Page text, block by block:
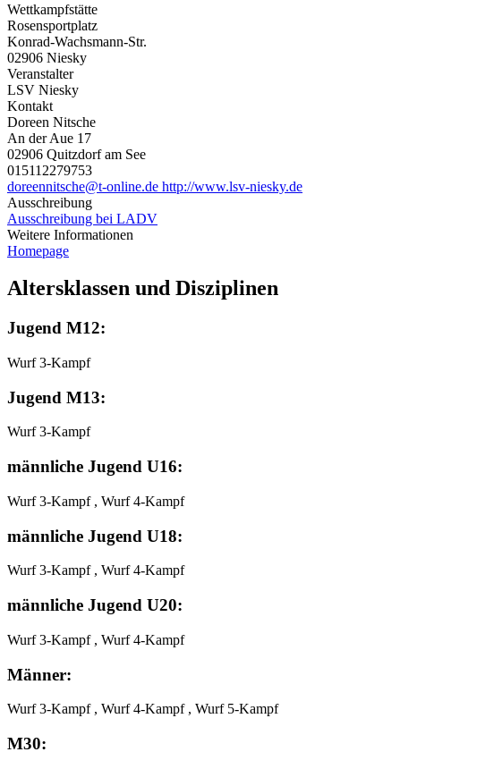
Wettkampfstätte
Rosensportplatz
Konrad-Wachsmann-Str.
02906 Niesky
Veranstalter
LSV Niesky
Kontakt
Doreen Nitsche
An der Aue 17
02906 Quitzdorf am See
015112279753
doreennitsche@t-online.de http://www.lsv-niesky.de
Ausschreibung
Ausschreibung bei LADV
Weitere Informationen
Homepage
Altersklassen und Disziplinen
Jugend M12:
Wurf 3-Kampf
Jugend M13:
Wurf 3-Kampf
männliche Jugend U16:
Wurf 3-Kampf , Wurf 4-Kampf
männliche Jugend U18:
Wurf 3-Kampf , Wurf 4-Kampf
männliche Jugend U20:
Wurf 3-Kampf , Wurf 4-Kampf
Männer:
Wurf 3-Kampf , Wurf 4-Kampf , Wurf 5-Kampf
M30: